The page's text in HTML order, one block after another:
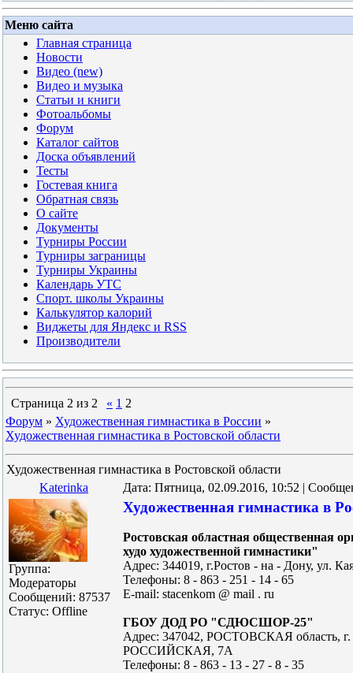
Меню сайта
Главная страница
Новости
Видео (new)
Видео и музыка
Статьи и книги
Фотоальбомы
Форум
Каталог сайтов
Доска объявлений
Тесты
Гостевая книга
Обратная связь
О сайте
Документы
Турниры России
Турниры заграницы
Турниры Украины
Календарь УТС
Спорт. школы Украины
Калькулятор калорий
Виджеты для Яндекс и RSS
Производители
Страница 2 из 2 « 1 2
Форум » Художественная гимнастика в России »
Художественная гимнастика в Ростовской области
Художественная гимнастика в Ростовской области
Katerinka
Дата: Пятница, 02.09.2016, 10:52 |
Группа:
Модераторы
Сообщений: 87537
Статус: Offline
Художественная гимнастика в
Ростовская областная общественная
худо художественной гимнастики"
Адрес: 344019, г.Ростов - на - Дону, ул.
Телефоны: 8 - 863 - 251 - 14 - 65
E-mail: stacenkom @ mail . ru
ГБОУ ДОД РО "СДЮСШОР-25"
Адрес: 347042, РОСТОВСКАЯ область,
РОССИЙСКАЯ, 7А
Телефоны: 8 - 863 - 13 - 27 - 8 - 35